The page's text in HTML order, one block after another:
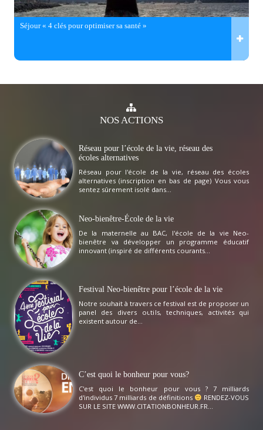
Séjour « 4 clés pour optimiser sa santé »
NOSACTIONS
Réseau pour l’école de la vie, réseau des
écoles alternatives
Réseau pour l'école de la vie, réseau des écoles
alternatives (inscription en bas de page) Vous vous
sentez sûrement isolé dans...
Neo-bienêtre-École de la vie
De la maternelle au BAC, l'école de la vie Neo-
bienêtre va développer un programme éducatif
innovant (inspiré de différents courants...
Festival Neo-bienêtre pour l’école de la vie
Notre souhait à travers ce festival est de proposer un
panel des divers outils, techniques, activités qui
existent autour de...
C’est quoi le bonheur pour vous?
C'est quoi le bonheur pour vous ? 7 milliards
d'individus 7 milliards de définitions
RENDEZ-VOUS
SUR LE SITE WWW.CITATIONBONHEUR.FR...